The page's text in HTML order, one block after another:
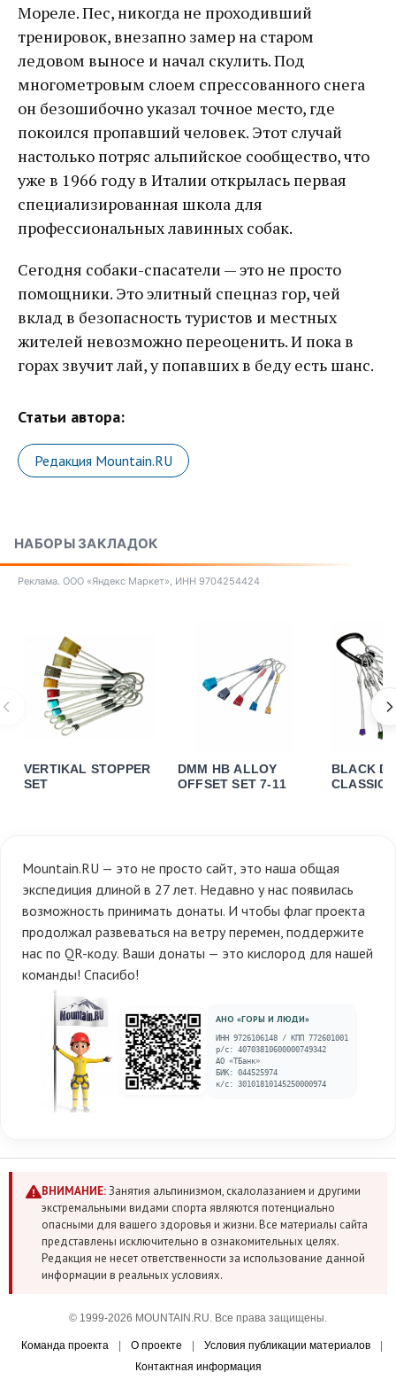
Мореле. Пес, никогда не проходивший
тренировок, внезапно замер на старом
ледовом выносе и начал скулить. Под
многометровым слоем спрессованного снега
он безошибочно указал точное место, где
покоился пропавший человек. Этот случай
настолько потряс альпийское сообщество, что
уже в 1966 году в Италии открылась первая
специализированная школа для
профессиональных лавинных собак.
Сегодня собаки-спасатели — это не просто
помощники. Это элитный спецназ гор, чей
вклад в безопасность туристов и местных
жителей невозможно переоценить. И пока в
горах звучит лай, у попавших в беду есть шанс.
Статьи автора:
Редакция Mountain.RU
НАБОРЫ ЗАКЛАДОК
Реклама. ООО «Яндекс Маркет», ИНН 9704254424
VERTIKAL STOPPER
SET
DMM HB ALLOY
OFFSET SET 7-11
BLACK
CLASSIC
Mountain.RU — это не просто сайт, это наша общая
экспедиция длиной в 27 лет. Недавно у нас появилась
возможность принимать донаты. И чтобы флаг проекта
продолжал развеваться на ветру перемен, поддержите
нас по QR-коду. Ваши донаты — это кислород для нашей
команды! Спасибо!
АНО «ГОРЫ И ЛЮДИ»
ИНН 9726106148 / КПП 772601001
р/с: 40703810600000749342
АО «ТБанк»
БИК: 044525974
к/с: 30101810145250000974
ВНИМАНИЕ:Занятия альпинизмом, скалолазанием и другими
экстремальными видами спорта являются потенциально
опасными для вашего здоровья и жизни. Все материалы сайта
представлены исключительно в ознакомительных целях.
Редакция не несет ответственности за использование данной
информации в реальных условиях.
© 1999-2026 MOUNTAIN.RU. Все права защищены.
Команда проекта | О проекте | Условия публикации материалов
|
Контактная информация